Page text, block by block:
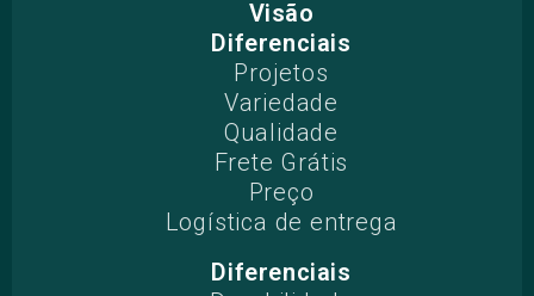
Visão
Diferenciais
Projetos​
Variedade
Qualidade
Frete Grátis
Preço
Logística de entrega
Diferenciais